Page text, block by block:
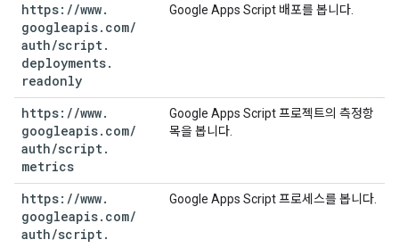
https: //www.
googleapis. com/
auth/script.
deployments.
readonly
Google Apps Script 배포를 봅니다.
https: //www.
googleapis. com/
auth/script.
metrics
Google Apps Script 프로젝트의 측정항
목을 봅니다.
https: //www.
googleapis. com/
auth/script.
Google Apps Script 프로세스를 봅니다.